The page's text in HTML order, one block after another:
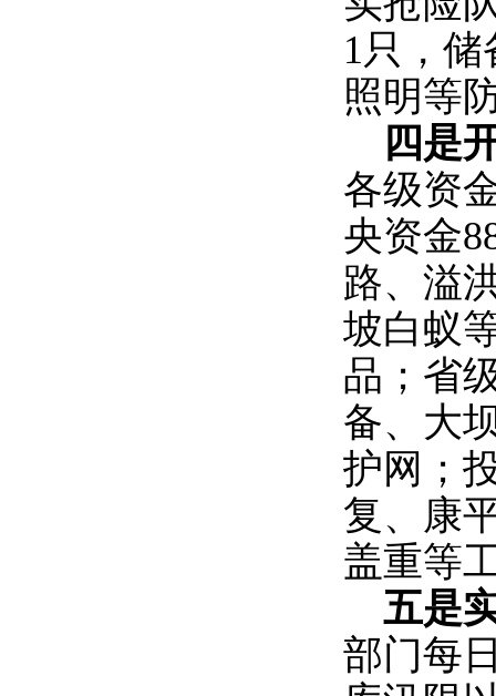
1只，
照明等
四是
各级资
央资金
路、溢
坡白蚁
品；省
备、大
护网；
复、康
盖重等
五是
部门每